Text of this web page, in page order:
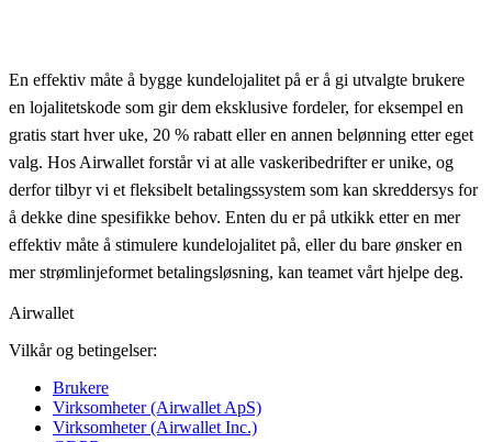
En effektiv måte å bygge kundelojalitet på er å gi utvalgte brukere
en lojalitetskode som gir dem eksklusive fordeler, for eksempel en
gratis start hver uke, 20 % rabatt eller en annen belønning etter eget
valg. Hos Airwallet forstår vi at alle vaskeribedrifter er unike, og
derfor tilbyr vi et fleksibelt betalingssystem som kan skreddersys for
å dekke dine spesifikke behov. Enten du er på utkikk etter en mer
effektiv måte å stimulere kundelojalitet på, eller du bare ønsker en
mer strømlinjeformet betalingsløsning, kan teamet vårt hjelpe deg.
Airwallet
Vilkår og betingelser:
Brukere
Virksomheter (Airwallet ApS)
Virksomheter (Airwallet Inc.)